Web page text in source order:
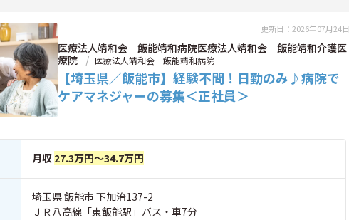
更新日：2026年07月24日
医療法人靖和会 飯能靖和病院医療法人靖和会 飯能靖和介護医
療院
医療法人靖和会 飯能靖和病院
【埼玉県／飯能市】経験不問！日勤のみ♪病院で
ケアマネジャーの募集＜正社員＞
月収 27.3万円～34.7万円
埼玉県 飯能市 下加治137-2
ＪＲ八高線「東飯能駅」バス・車7分